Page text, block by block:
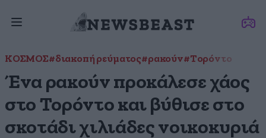
ΚΟΣΜΟΣ#διακοπή ρεύματος#ρακούν#Τορόντο
Ένα ρακούν προκάλεσε χάος
στο Τορόντο και βύθισε στο
σκοτάδι χιλιάδες νοικοκυριά